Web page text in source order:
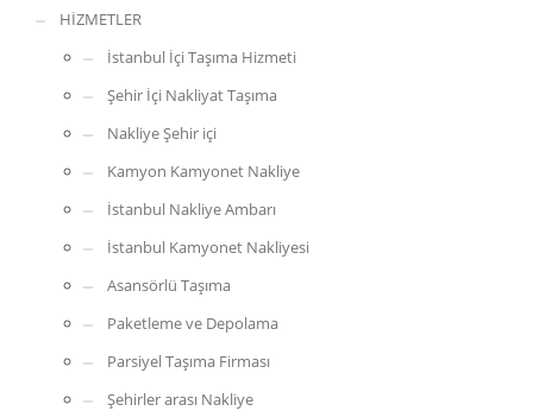
HİZMETLER
İstanbul İçi Taşıma Hizmeti
Şehir İçi Nakliyat Taşıma
Nakliye Şehir içi
Kamyon Kamyonet Nakliye
İstanbul Nakliye Ambarı
İstanbul Kamyonet Nakliyesi
Asansörlü Taşıma
Paketleme ve Depolama
Parsiyel Taşıma Firması
Şehirler arası Nakliye